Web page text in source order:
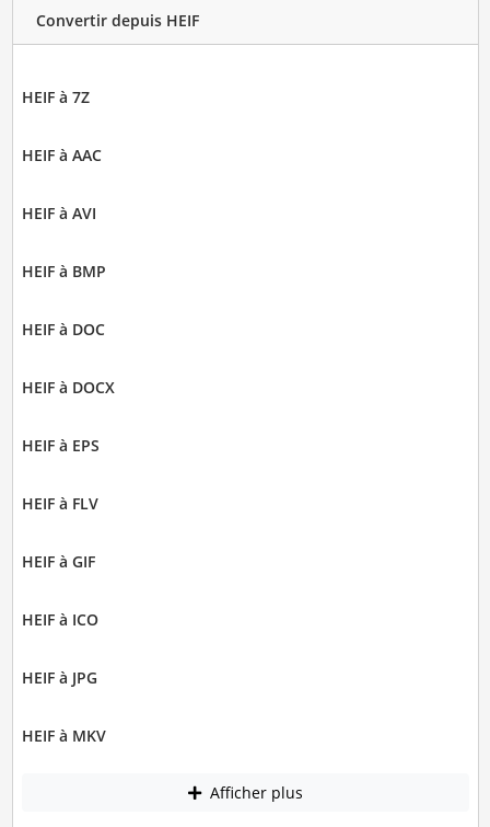
Convertir depuis HEIF
HEIF à 7Z
HEIF à AAC
HEIF à AVI
HEIF à BMP
HEIF à DOC
HEIF à DOCX
HEIF à EPS
HEIF à FLV
HEIF à GIF
HEIF à ICO
HEIF à JPG
HEIF à MKV
Afficher plus